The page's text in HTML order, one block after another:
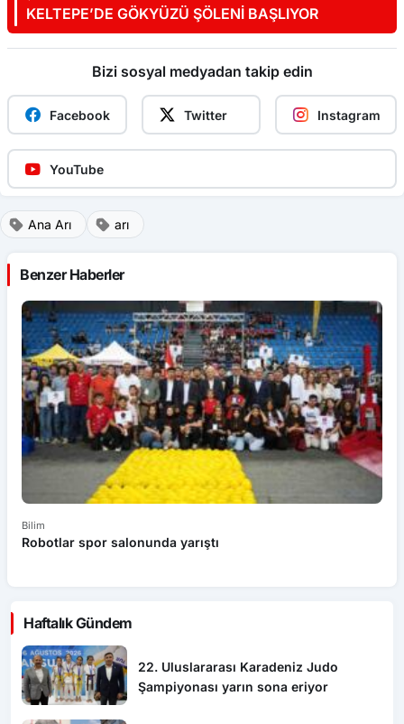
KELTEPE’DE GÖKYÜZÜ ŞÖLENİ BAŞLIYOR
Bizi sosyal medyadan takip edin
Facebook Twitter Instagram
YouTube
Ana Arı arı
Benzer Haberler
Bilim
Robotlar spor salonunda yarıştı
Haftalık Gündem
22. Uluslararası Karadeniz Judo
Şampiyonası yarın sona eriyor